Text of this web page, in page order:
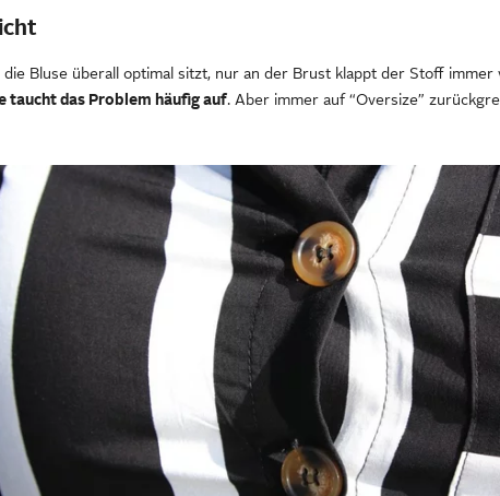
die Bluse überall optimal sitzt, nur an der Brust klappt der Stoff
taucht das Problem häufig auf. Aber immer auf “Oversize”